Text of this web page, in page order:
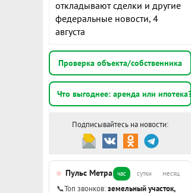
откладывают сделки и другие
федеральные новости, 4
августа
Проверка объекта/собственника
Что выгоднее: аренда или ипотека?
Подписывайтесь на новости:
Пульс Метра час сутки месяц
📞Топ звонков:земельный участок,